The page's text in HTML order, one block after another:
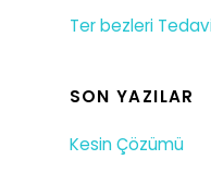
Ter bezleri
SON YAZILAR
Kesin Çözümü